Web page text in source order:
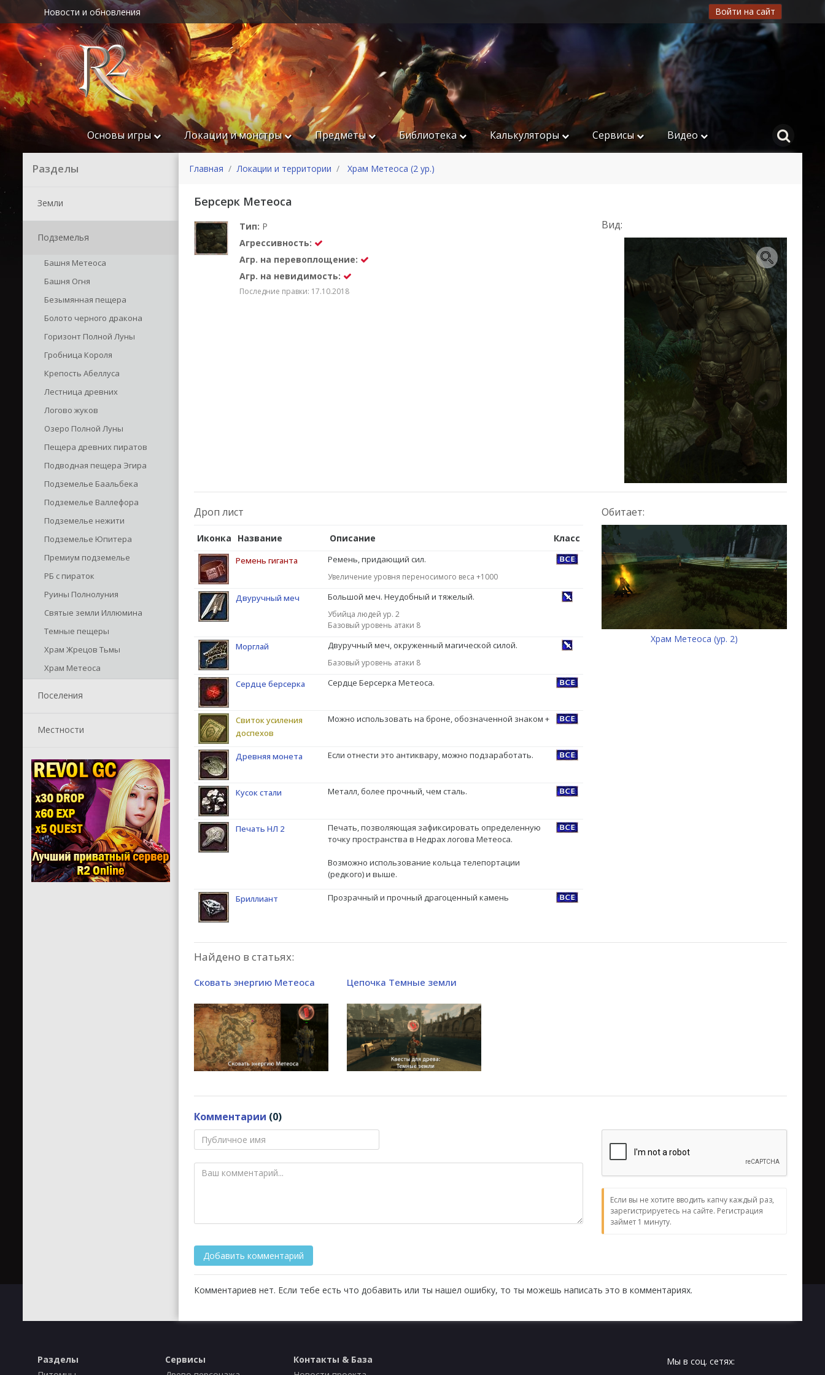
Новости и обновления Войти на сайт
Основы игры Локации и монстры Предметы Библиотека Калькуляторы Сервисы Видео
Разделы
Земли
Подземелья
Башня Метеоса
Башня Огня
Безымянная пещера
Болото черного дракона
Горизонт Полной Луны
Гробница Короля
Крепость Абеллуса
Лестница древних
Логово жуков
Озеро Полной Луны
Пещера древних пиратов
Подводная пещера Эгира
Подземелье Баальбека
Подземелье Валлефора
Подземелье нежити
Подземелье Юпитера
Премиум подземелье
РБ с пираток
Руины Полнолуния
Святые земли Иллюмина
Темные пещеры
Храм Жрецов Тьмы
Храм Метеоса
Поселения
Местности
Главная Локации и территории Храм Метеоса (2 ур.)
Берсерк Метеоса
Тип: P
Агрессивность:
Агр. на перевоплощение:
Агр. на невидимость:
Последние правки: 17.10.2018
Вид:
Дроп лист
Иконка Название Описание Класс
Ремень гиганта Ремень, придающий сил.
Увеличение уровня переносимого веса +1000
Двуручный меч Большой меч. Неудобный и тяжелый.
Убийца людей ур. 2
Базовый уровень атаки 8
Морглай Двуручный меч, окруженный магической силой.
Базовый уровень атаки 8
Сердце берсерка Сердце Берсерка Метеоса.
Свиток усиления
доспехов
Можно использовать на броне, обозначенной знаком +
Древняя монета Если отнести это антиквару, можно подзаработать.
Кусок стали Металл, более прочный, чем сталь.
Печать НЛ 2
Печать, позволяющая зафиксировать определенную
точку пространства в Недрах логова Метеоса.
Возможно использование кольца телепортации
(редкого) и выше.
Бриллиант Прозрачный и прочный драгоценный камень
Обитает:
Храм Метеоса (ур. 2)
Найдено в статьях:
Сковать энергию Метеоса Цепочка Темные земли
Комментарии (0)
Если вы не хотите вводить капчу каждый раз,
зарегистрируетесь на сайте. Регистрация
займет 1 минуту.
Комментариев нет. Если тебе есть что добавить или ты нашел ошибку, то ты можешь написать это в комментариях.
Разделы
Сервисы
Контакты & База
Мы в соц. сетях: